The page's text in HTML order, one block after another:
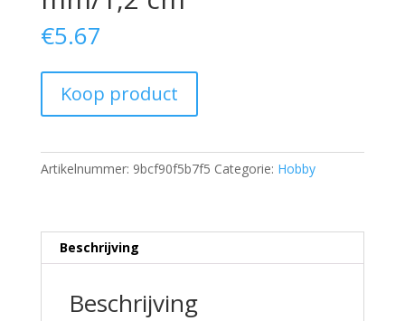
€5.67
Koop product
Artikelnummer: 9bcf90f5b7f5 Categorie: Hobby
Beschrijving
Beschrijving